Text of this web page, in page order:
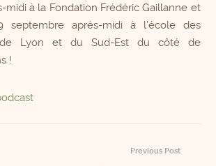
midi à la Fondation Frédéric Gaillanne et
septembre après-midi à l’école des
de Lyon et du Sud-Est du côté de
!
Previous Post